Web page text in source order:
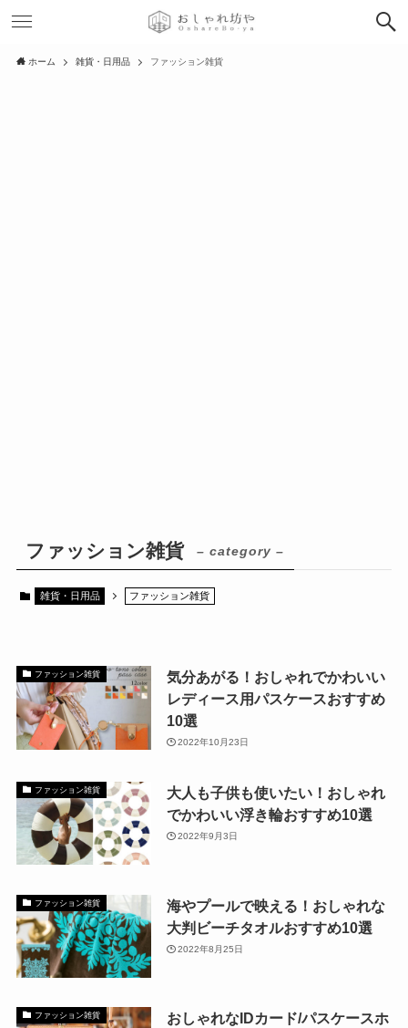
ホーム 雑貨・日用品 ファッション雑貨
ファッション雑貨 – category –
雑貨・日用品 ファッション雑貨
ファッション雑貨
気分あがる！おしゃれでかわいい
レディース用パスケースおすすめ
10選
2022年10月23日
ファッション雑貨
大人も子供も使いたい！おしゃれ
でかわいい浮き輪おすすめ10選
2022年9月3日
ファッション雑貨
海やプールで映える！おしゃれな
大判ビーチタオルおすすめ10選
2022年8月25日
ファッション雑貨
おしゃれなIDカード/パスケースホ